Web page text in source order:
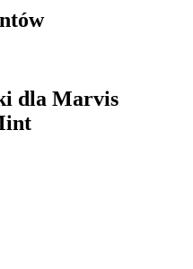
dla Marvis